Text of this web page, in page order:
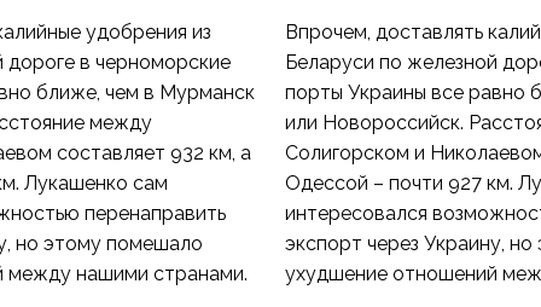
удобрения из
в черноморские
ближе, чем в Мурманск
между
составляет 932 км, а
Лукашенко сам
перенаправить
но этому помешало
между нашими странами.
Впрочем, доставлять
Беларуси по железной
порты Украины все равно
или Новороссийск.
Солигорском и
Одессой – почти 927 км.
интересовался
экспорт через Украину,
ухудшение отношений